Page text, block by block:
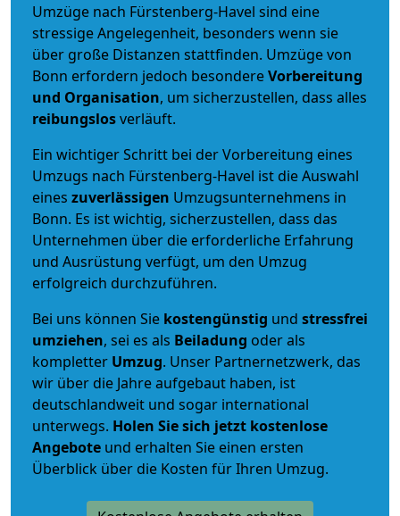
Umzüge nach Fürstenberg-Havel sind eine
stressige Angelegenheit, besonders wenn sie
über große Distanzen stattfinden. Umzüge von
Bonn erfordern jedoch besondereVorbereitung
und Organisation, um sicherzustellen, dass alles
reibungslosverläuft.
Ein wichtiger Schritt bei der Vorbereitung eines
Umzugs nach Fürstenberg-Havel ist die Auswahl
eines zuverlässigen Umzugsunternehmens in
Bonn. Es ist wichtig, sicherzustellen, dass das
Unternehmen über die erforderliche Erfahrung
und Ausrüstung verfügt, um den Umzug
erfolgreich durchzuführen.
Bei uns können Sie kostengünstig und stressfrei
umziehen, sei es als Beiladung oder als
kompletter Umzug. Unser Partnernetzwerk, das
wir über die Jahre aufgebaut haben, ist
deutschlandweit und sogar international
unterwegs. Holen Sie sich jetzt kostenlose
Angebote und erhalten Sie einen ersten
Überblick über die Kosten für Ihren Umzug.